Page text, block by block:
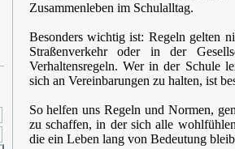
Zusammenleben im Schulalltag.
Besonders wichtig ist: Regeln gelten
Straßenverkehr oder in der
Verhaltensregeln. Wer in der Schule
sich an Vereinbarungen zu halten, ist
So helfen uns Regeln und Normen,
zu schaffen, in der sich alle
die ein Leben lang von Bedeutung